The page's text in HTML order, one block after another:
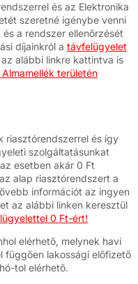
és az Elektronika
szeretné igénybe venni
a rendszer ellenőrzését
díjainkról a távfelügyelet
alábbi linkre kattintva is
területén
riasztórendszerrel és így
szolgáltatásunkat
esetben akár 0 Ft
alap riasztórendszert a
információt az ingyen
az alábbi linken keresztül
0 Ft-ért!
elérhető, melynek havi
függően lakossági előfizető
tol elérhető.